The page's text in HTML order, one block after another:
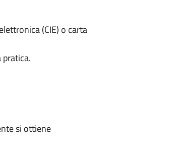
(CIE) o carta
si ottiene